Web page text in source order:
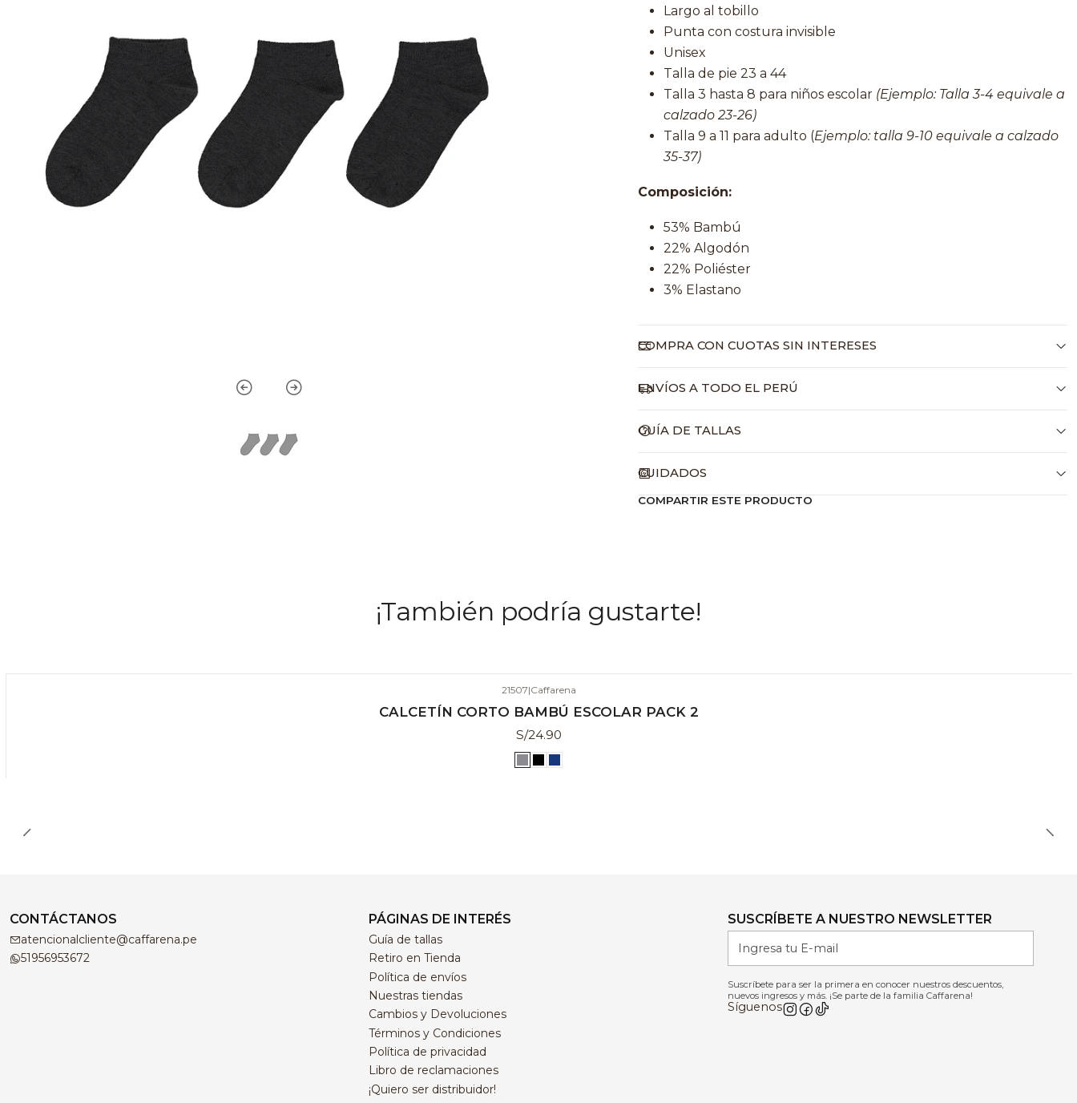
Largo al tobillo
Punta con costura invisible
Unisex
Talla de pie 23 a 44
Talla 3 hasta 8 para niños escolar (Ejemplo: Talla 3-4 equivale a
calzado 23-26)
Talla 9 a 11 para adulto (Ejemplo: talla 9-10 equivale a calzado
35-37)
Composición:
53% Bambú
22% Algodón
22% Poliéster
3% Elastano
COMPRA CON CUOTAS SIN INTERESES
ENVÍOS A TODO EL PERÚ
GUÍA DE TALLAS
CUIDADOS
COMPARTIR ESTE PRODUCTO
¡También podría gustarte!
21507|Caffarena
CALCETÍN CORTO BAMBÚ ESCOLAR PACK 2
S/24.90
CONTÁCTANOS
atencionalcliente@caffarena.pe
51956953672
PÁGINAS DE INTERÉS
Guía de tallas
Retiro en Tienda
Política de envíos
Nuestras tiendas
Cambios y Devoluciones
Términos y Condiciones
Política de privacidad
Libro de reclamaciones
¡Quiero ser distribuidor!
SUSCRÍBETE A NUESTRO NEWSLETTER
Suscríbete para ser la primera en conocer nuestros descuentos,
nuevos ingresos y más. ¡Se parte de la familia Caffarena!
Síguenos